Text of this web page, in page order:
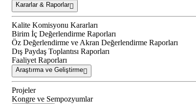
Kararlar & Raporlar
Kalite Komisyonu Kararları
Birim İç Değerlendirme Raporları
Öz Değerlendirme ve Akran Değerlendirme Raporları
Dış Paydaş Toplantısı Raporları
Faaliyet Raporları
Araştırma ve Geliştirme
Projeler
Kongre ve Sempozyumlar